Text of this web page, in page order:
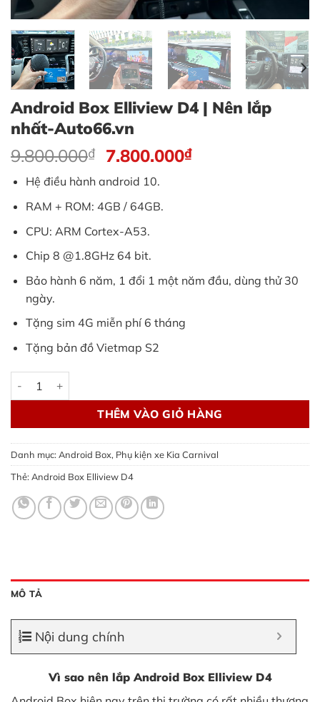
Android Box Elliview D4 | Nên lắp
nhất-Auto66.vn
9.800.000₫
Giá
gốc
là:
9.800.000₫.
7.800.000₫Giá
Hệ điều hành android 10.
RAM + ROM: 4GB / 64GB.
CPU: ARM Cortex-A53.
Chip 8 @1.8GHz 64 bit.
Bảo hành 6 năm, 1 đổi 1 một năm đầu, dùng thử 30
ngày.
Tặng sim 4G miễn phí 6 tháng
Tặng bản đồ Vietmap S2
Android Box Elliview D4 | Nên lắp nhất-Auto66.vn số lượng
THÊM VÀO GIỎ HÀNG
Danh mục: Android Box, Phụ kiện xe Kia Carnival
Thẻ: Android Box Elliview D4
MÔ TẢ
Nội dung chính
Vì sao nên lắp Android Box Elliview D4